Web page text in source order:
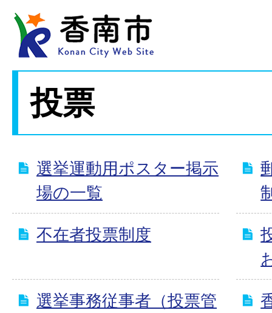
投票
選挙運動用ポスター掲示
場の一覧
不在者投票制度
選挙事務従事者（投票管